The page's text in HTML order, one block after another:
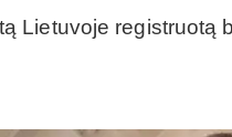
Lietuvoje registruotą